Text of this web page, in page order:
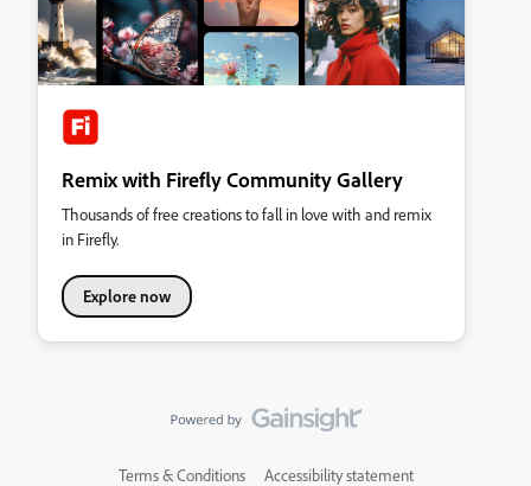
Remix with Firefly Community Gallery
Thousands of free creations to fall in love with and remix
in Firefly.
Explore now
Terms & Conditions Accessibility statement